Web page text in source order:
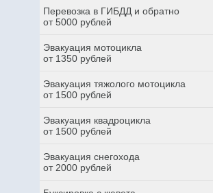
Перевозка в ГИБДД и обратно
от 5000 рублей
Эвакуация мотоцикла
от 1350 рублей
Эвакуация тяжолого мотоцикла
от 1500 рублей
Эвакуация квадроцикла
от 1500 рублей
Эвакуация снегохода
от 2000 рублей